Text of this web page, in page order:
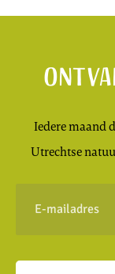
Iedere maand
Utrechtse
mailadres